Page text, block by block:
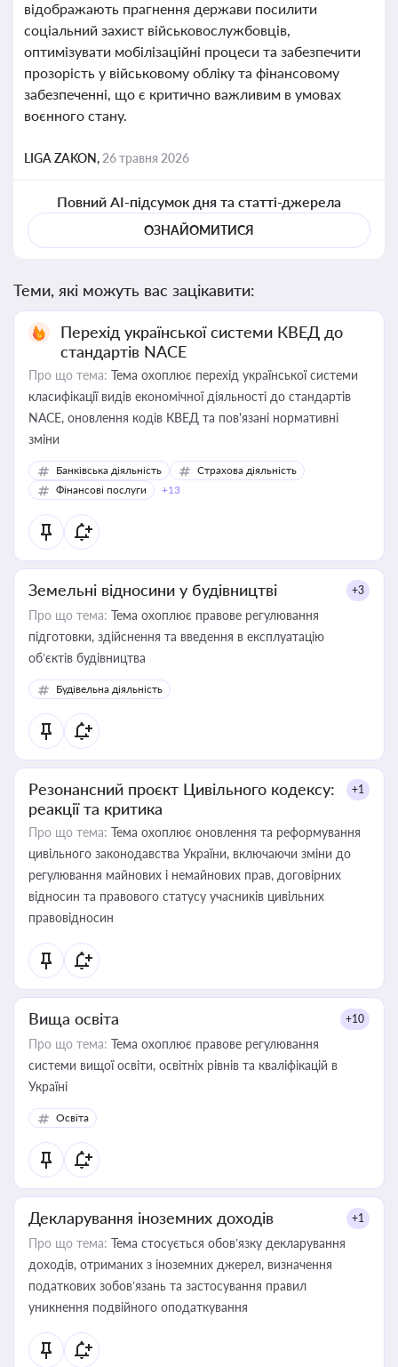
відображають прагнення держави посилити
соціальний захист військовослужбовців,
оптимізувати мобілізаційні процеси та забезпечити
прозорість у військовому обліку та фінансовому
забезпеченні, що є критично важливим в умовах
воєнного стану.
LIGA ZAKON, 26 травня 2026
Повний AI-підсумок дня та статті-джерела
ОЗНАЙОМИТИСЯ
Теми, які можуть вас зацікавити:
Перехід української системи КВЕД до
стандартів NACE
Про що тема: Тема охоплює перехід української системи
класифікації видів економічної діяльності до стандартів
NACE, оновлення кодів КВЕД та пов'язані нормативні
зміни
Банківська діяльність
Страхова діяльність
Фінансові послуги
+13
Земельні відносини у будівництві +3
Про що тема: Тема охоплює правове регулювання
підготовки, здійснення та введення в експлуатацію
об’єктів будівництва
Будівельна діяльність
Резонансний проєкт Цивільного кодексу:
реакції та критика
+1
Про що тема: Тема охоплює оновлення та реформування
цивільного законодавства України, включаючи зміни до
регулювання майнових і немайнових прав, договірних
відносин та правового статусу учасників цивільних
правовідносин
Вища освіта +10
Про що тема: Тема охоплює правове регулювання
системи вищої освіти, освітніх рівнів та кваліфікацій в
Україні
Освіта
Декларування іноземних доходів +1
Про що тема: Тема стосується обов’язку декларування
доходів, отриманих з іноземних джерел, визначення
податкових зобов’язань та застосування правил
уникнення подвійного оподаткування